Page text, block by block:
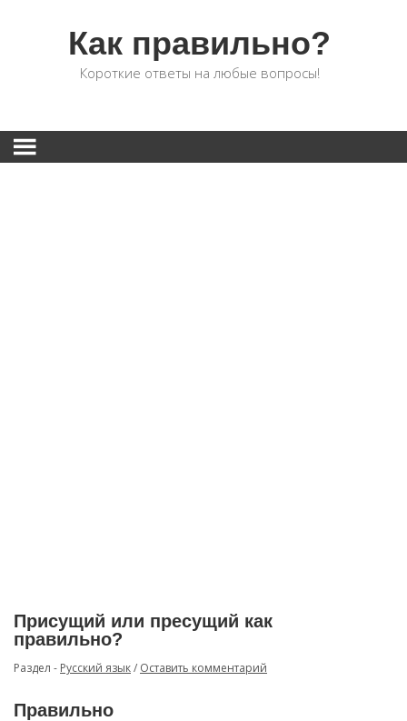
Как правильно?
Короткие ответы на любые вопросы!
Присущий или пресущий как
правильно?
Раздел - Русский язык/ Оставить комментарий
Правильно